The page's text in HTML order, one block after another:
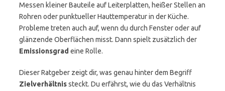
Messen kleiner Bauteile auf Leiterplatten, heißer Stellen an
Rohren oder punktueller Hauttemperatur in der Küche.
Probleme treten auch auf, wenn du durch Fenster oder auf
glänzende Oberflächen misst. Dann spielt zusätzlich der
Emissionsgrad eine Rolle.
Dieser Ratgeber zeigt dir, was genau hinter dem Begriff
Zielverhältnissteckt. Du erfährst, wie du das Verhältnis